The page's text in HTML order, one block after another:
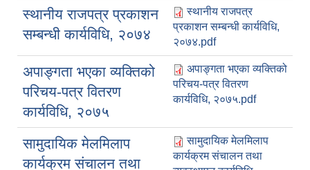
स्थानीय राजपत्र प्रकाशन
सम्बन्धी कार्यविधि, २०७४
स्थानीय राजपत्र
प्रकाशन सम्बन्धी कार्यविधि,
२०७४.pdf
अपाङ्गता भएका व्यक्तिको
परिचय-पत्र वितरण
कार्यविधि, २०७५
अपाङ्गता भएका व्यक्तिको
परिचय-पत्र वितरण
कार्यविधि, २०७५.pdf
सामुदायिक मेलमिलाप
कार्यक्रम संचालन तथा
सामुदायिक मेलमिलाप
कार्यक्रम संचालन तथा